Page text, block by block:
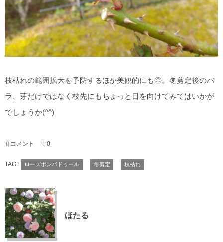
枝枯れの範囲拡大を予防するほか美観的にも◎。冬剪定後のバ
ラ、芽だけではなく枝先にもちょっと目を向けてみてはいかが
でしょうか(^^)
コメント 0
TAG : ローズポンパドゥール 冬剪定 枝枯れ
ほたる